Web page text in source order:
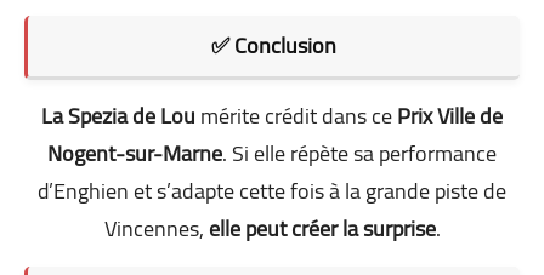
✅ Conclusion
La Spezia de Loumérite crédit dans cePrix Ville de
Nogent-sur-Marne. Si elle répète sa performance
d’Enghien et s’adapte cette fois à la grande piste de
Vincennes,elle peut créer la surprise.